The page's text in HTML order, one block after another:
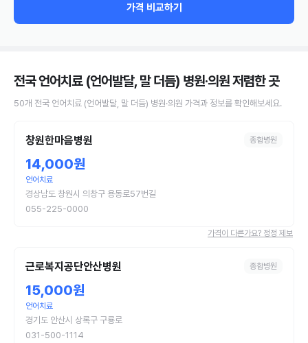
가격 비교하기
전국 언어치료 (언어발달, 말 더듬) 병원·의원저렴한 곳
50개 전국 언어치료 (언어발달, 말 더듬) 병원·의원 가격과 정보를 확인해보세요.
창원한마음병원 종합병원
14,000원
언어치료
경상남도 창원시 의창구 용동로57번길
055-225-0000
가격이 다른가요? 정정 제보
근로복지공단안산병원 종합병원
15,000원
언어치료
경기도 안산시 상록구 구룡로
031-500-1114